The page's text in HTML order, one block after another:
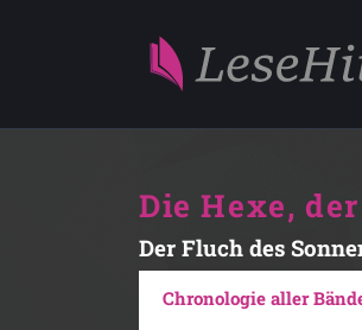
Die Hexe,
Der Fluch des
Chronologie aller